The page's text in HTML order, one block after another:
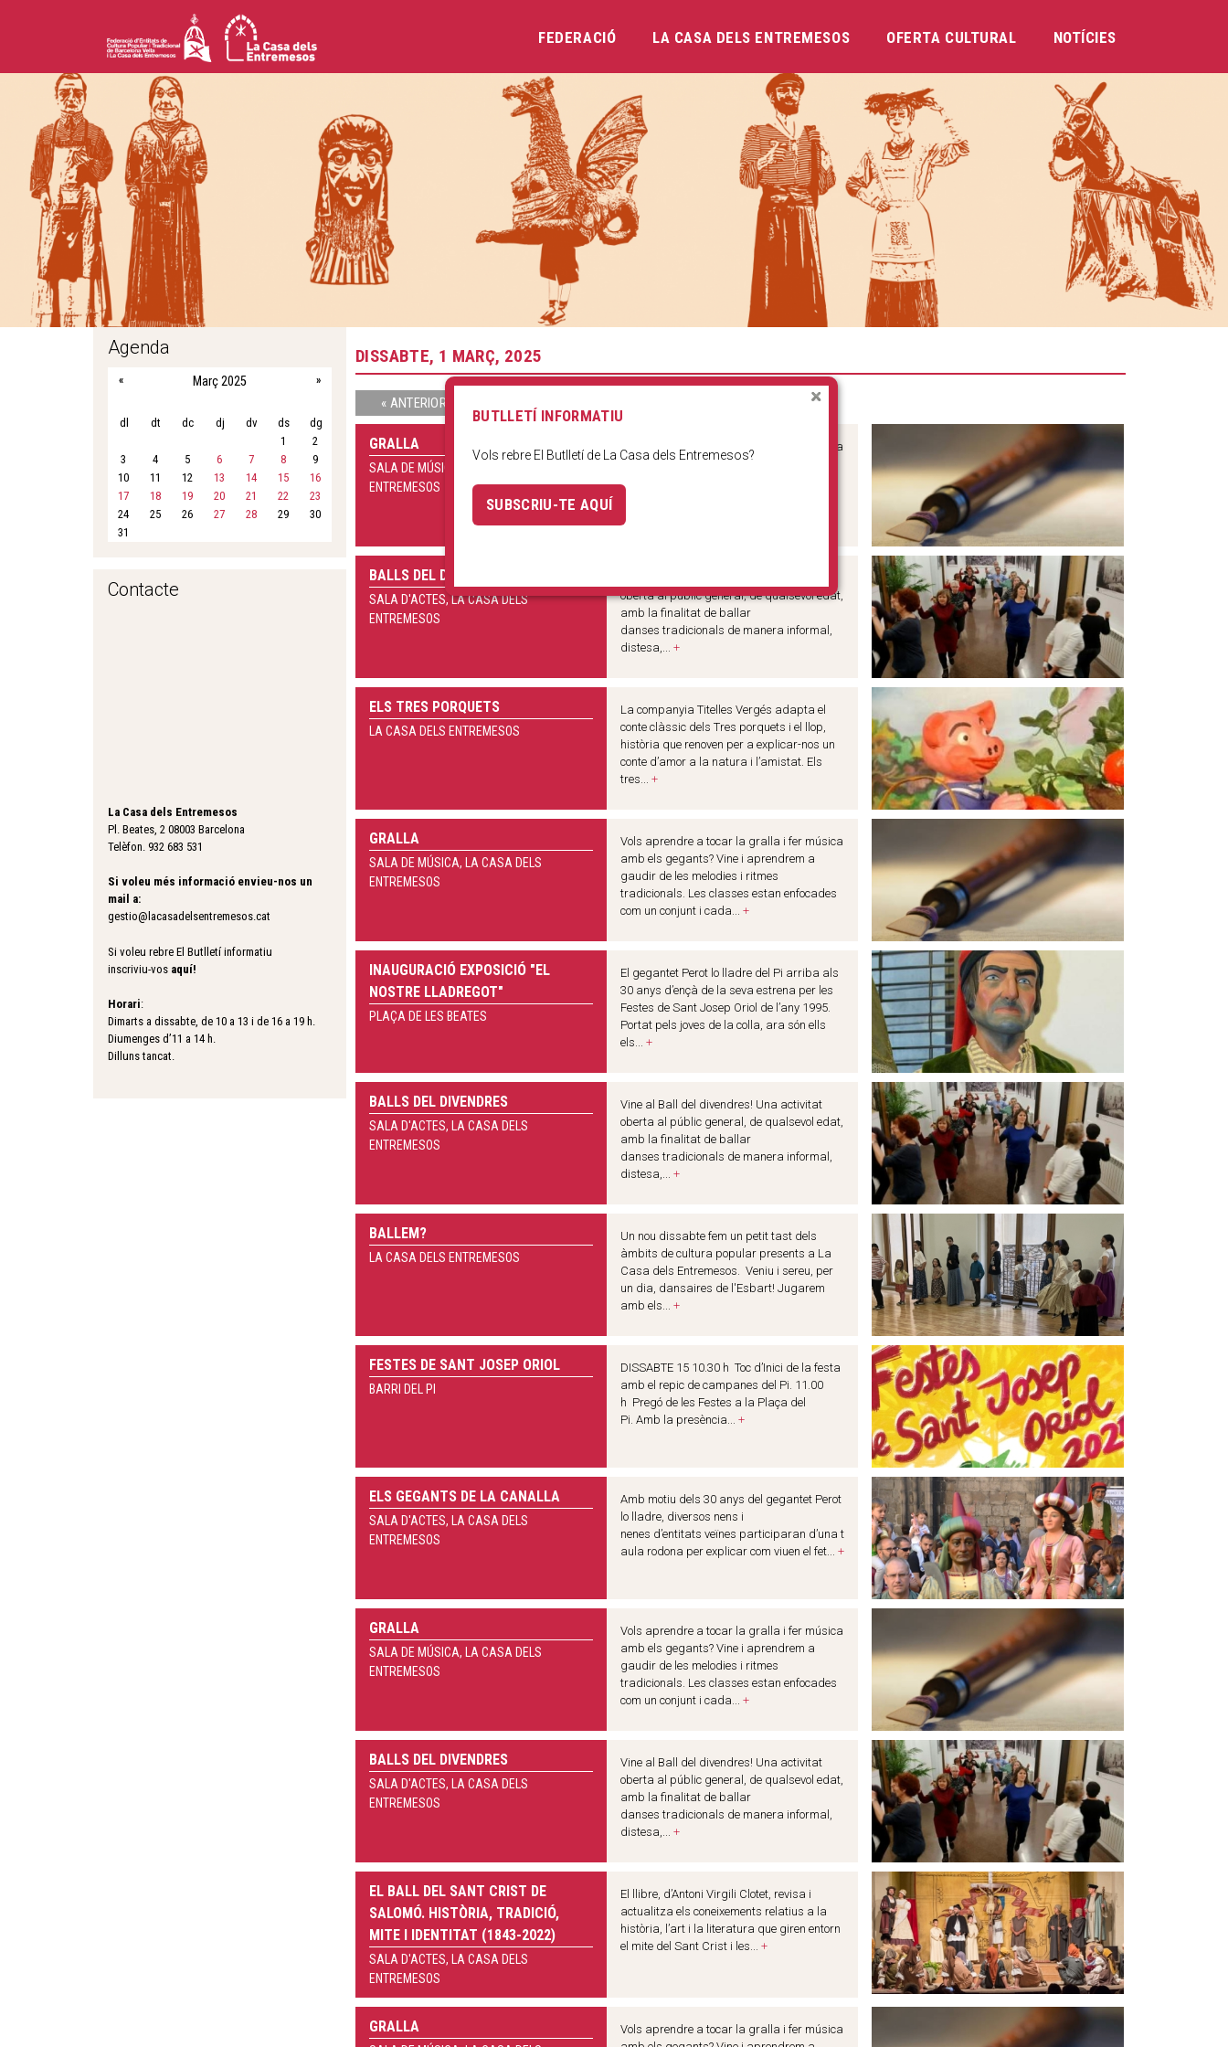
Vés
al
contingut
FEDERACIÓ LA CASA DELS ENTREMESOS OFERTA CULTURAL NOTÍCIES
DISSABTE, 1 MARÇ, 2025
« ANTERIOR
GRALLA
SALA DE MÚSICA, LA CASA DELS
ENTREMESOS
Vols aprendre a tocar la gralla i fer música
amb els gegants? Vine i aprendrem a
gaudir de les melodies i ritmes
BALLS DEL DIVENDRES
SALA D'ACTES, LA CASA DELS
ENTREMESOS
oberta al públic general, de qualsevol edat,
amb la finalitat de ballar
danses tradicionals de manera informal,
distesa,... +
ELS TRES PORQUETS
LA CASA DELS ENTREMESOS
La companyia Titelles Vergés adapta el
conte clàssic dels Tres porquets i el llop,
història que renoven per a explicar-nos un
conte d’amor a la natura i l’amistat. Els
tres... +
GRALLA
SALA DE MÚSICA, LA CASA DELS
ENTREMESOS
Vols aprendre a tocar la gralla i fer música
amb els gegants? Vine i aprendrem a
gaudir de les melodies i ritmes
tradicionals. Les classes estan enfocades
com un conjunt i cada... +
INAUGURACIÓ EXPOSICIÓ "EL
NOSTRE LLADREGOT"
PLAÇA DE LES BEATES
El gegantet Perot lo lladre del Pi arriba als
30 anys d’ençà de la seva estrena per les
Festes de Sant Josep Oriol de l’any 1995.
Portat pels joves de la colla, ara són ells
els... +
BALLS DEL DIVENDRES
SALA D'ACTES, LA CASA DELS
ENTREMESOS
Vine al Ball del divendres! Una activitat
oberta al públic general, de qualsevol edat,
amb la finalitat de ballar
danses tradicionals de manera informal,
distesa,... +
BALLEM?
LA CASA DELS ENTREMESOS
Un nou dissabte fem un petit tast dels
àmbits de cultura popular presents a La
Casa dels Entremesos. Veniu i sereu, per
un dia, dansaires de l'Esbart! Jugarem
amb els... +
FESTES DE SANT JOSEP ORIOL
BARRI DEL PI
DISSABTE 15 10.30 h Toc d’Inici de la festa
amb el repic de campanes del Pi. 11.00
h Pregó de les Festes a la Plaça del
Pi. Amb la presència... +
ELS GEGANTS DE LA CANALLA
SALA D'ACTES, LA CASA DELS
ENTREMESOS
Amb motiu dels 30 anys del gegantet Perot
lo lladre, diversos nens i
nenes d’entitats veïnes participaran d’una t
aula rodona per explicar com viuen el fet... +
GRALLA
SALA DE MÚSICA, LA CASA DELS
ENTREMESOS
Vols aprendre a tocar la gralla i fer música
amb els gegants? Vine i aprendrem a
gaudir de les melodies i ritmes
tradicionals. Les classes estan enfocades
com un conjunt i cada... +
BALLS DEL DIVENDRES
SALA D'ACTES, LA CASA DELS
ENTREMESOS
Vine al Ball del divendres! Una activitat
oberta al públic general, de qualsevol edat,
amb la finalitat de ballar
danses tradicionals de manera informal,
distesa,... +
EL BALL DEL SANT CRIST DE
SALOMÓ. HISTÒRIA, TRADICIÓ,
MITE I IDENTITAT (1843-2022)
SALA D'ACTES, LA CASA DELS
ENTREMESOS
El llibre, d’Antoni Virgili Clotet, revisa i
actualitza els coneixements relatius a la
història, l’art i la literatura que giren entorn
el mite del Sant Crist i les... +
GRALLA
Vols aprendre a tocar la gralla i fer música
Agenda
Març 2025
« »
dl dt dc dj dv ds
dg
1
2
3
4 5 6 7 8
9
10
11 12 13 14 15
16
17
18 19 20 21 22
23
24
25 26 27 28 29
30
31
Contacte
La Casa dels Entremesos
Pl. Beates, 2 08003 Barcelona
Telèfon. 932 683 531
Si voleu més informació envieu-nos un
mail a:
gestio@lacasadelsentremesos.cat
Si voleu rebre El Butlletí informatiu
inscriviu-vos aquí!
Horari:
Dimarts a dissabte, de 10 a 13 i de 16 a 19 h.
Diumenges d’11 a 14 h.
Dilluns tancat.
BUTLLETÍ INFORMATIU
Vols rebre El Butlletí de La Casa dels Entremesos?
SUBSCRIU-TE AQUÍ